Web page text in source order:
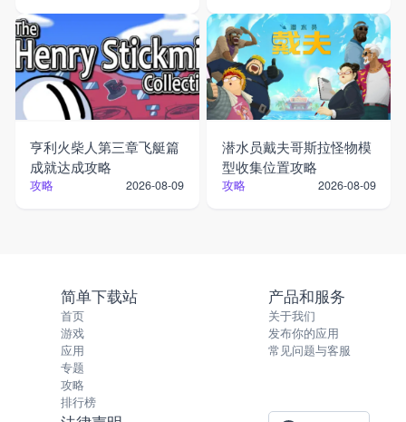
亨利火柴人第三章飞艇篇
成就达成攻略
攻略 2026-08-09
潜水员戴夫哥斯拉怪物模
型收集位置攻略
攻略 2026-08-09
简单下载站
首页
游戏
应用
专题
攻略
排行榜
产品和服务
关于我们
发布你的应用
常见问题与客服